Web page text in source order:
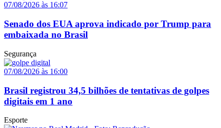
07/08/2026 às 16:07
Senado dos EUA aprova indicado por Trump para
embaixada no Brasil
Segurança
07/08/2026 às 16:00
Brasil registrou 34,5 bilhões de tentativas de golpes
digitais em 1 ano
Esporte